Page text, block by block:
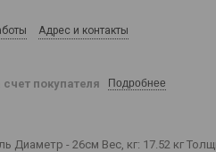
Адрес и контакты
счет покупателя Подробнее
- 26см Вес, кг: 17.52 кг